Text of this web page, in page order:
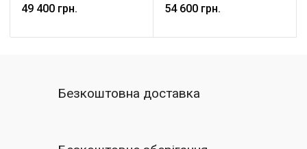
49 400 грн. 54 600 грн.
Безкоштовна доставка